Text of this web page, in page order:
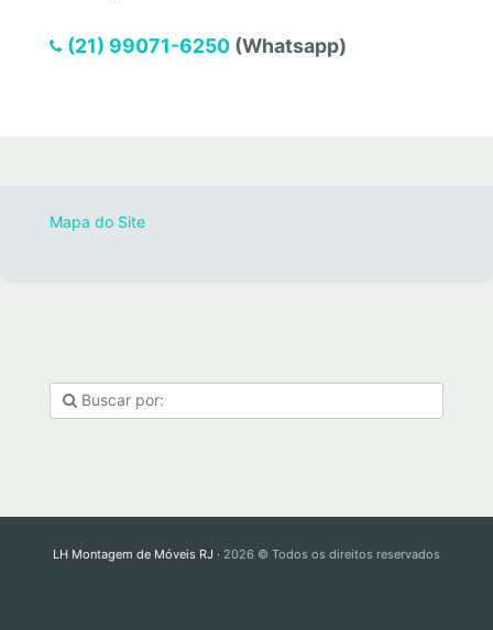
(21) 99071-6250(Whatsapp)
Mapa do Site
LH Montagem de Móveis RJ · 2026 © Todos os direitos reservados